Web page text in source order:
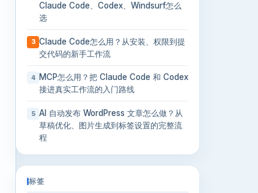
Claude Code、Codex、Windsurf怎么
选
3 Claude Code怎么用？从安装、权限到提
交代码的新手工作流
4
MCP怎么用？把 Claude Code 和 Codex
接进真实工作流的入门路线
5 AI 自动发布 WordPress 文章怎么做？从
草稿优化、图片生成到标签设置的完整流
程
标签